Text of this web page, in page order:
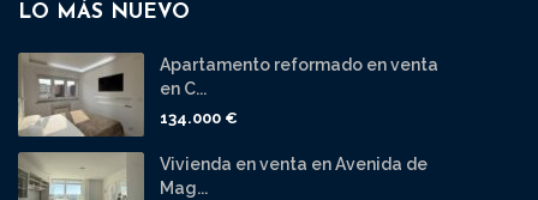
LO MÁS NUEVO
Apartamento reformado en venta
en C...
134.000 €
Vivienda en venta en Avenida de
Mag...